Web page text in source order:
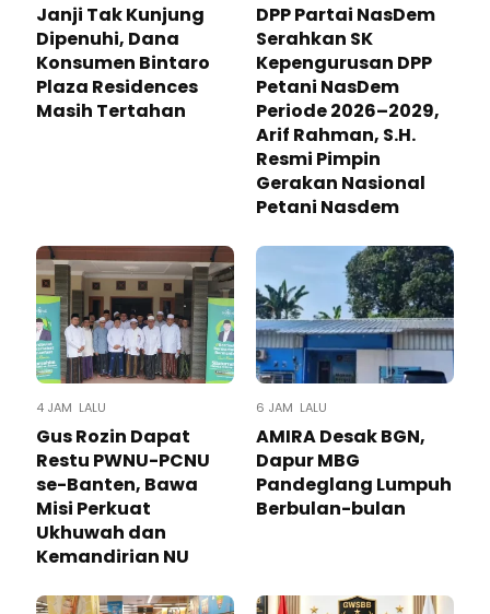
Janji Tak Kunjung
Dipenuhi, Dana
Konsumen Bintaro
Plaza Residences
Masih Tertahan
DPP Partai NasDem
Serahkan SK
Kepengurusan DPP
Petani NasDem
Periode 2026–2029,
Arif Rahman, S.H.
Resmi Pimpin
Gerakan Nasional
Petani Nasdem
4 JAM LALU
Gus Rozin Dapat
Restu PWNU-PCNU
se-Banten, Bawa
Misi Perkuat
Ukhuwah dan
Kemandirian NU
6 JAM LALU
AMIRA Desak BGN,
Dapur MBG
Pandeglang Lumpuh
Berbulan-bulan